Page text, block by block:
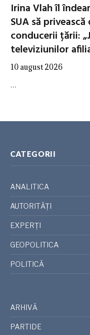
Irina Vlah îl
SUA să
conducerii țării:
televiziunilor
10 august 2026
…
CATEGORII
ANALITICA
AUTORITĂȚI
EXPERȚI
GEOPOLITICA
POLITICĂ
ARHIVĂ
PARTIDE